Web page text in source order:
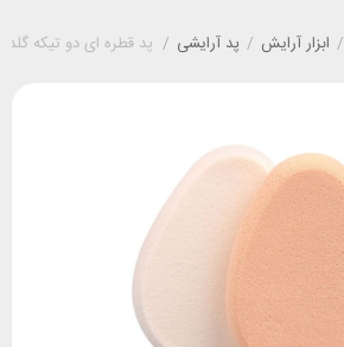
/ ابزار آرایش / پد آرایشی / پد قطره ای دو تیکه